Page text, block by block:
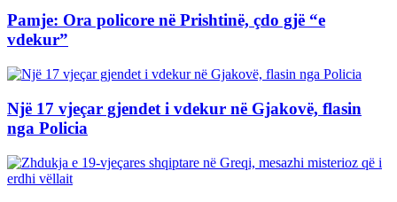
Pamje: Ora policore në Prishtinë, çdo gjë “e
vdekur”
Një 17 vjeçar gjendet i vdekur në Gjakovë, flasin
nga Policia